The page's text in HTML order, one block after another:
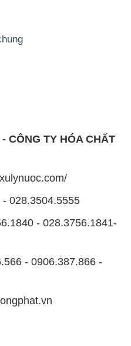
CÔNG TY HÓA CHẤT
028.3504.5555
- 028.3756.1841-
- 0906.387.866 -